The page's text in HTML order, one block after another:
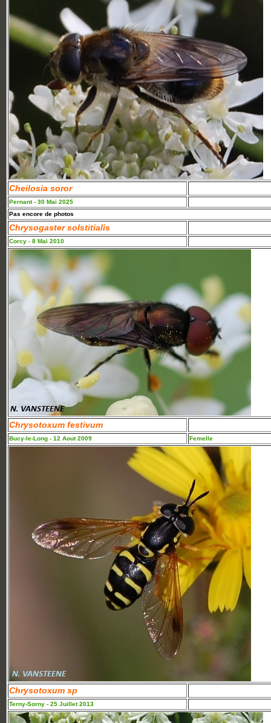
Cheilosia soror
Pernant - 30 Mai 2025
Pas encore de photos
Chrysogaster solstitialis
Corcy - 8 Mai 2010
Chrysotoxum festivum
Bucy-le-Long - 12 Aout 2009 Femelle
Chrysotoxum sp
Terny-Sorny - 25 Juillet 2013